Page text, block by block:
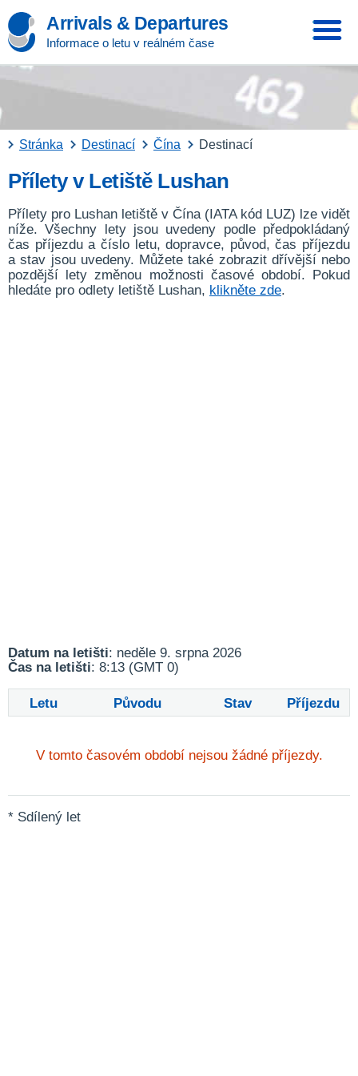
Arrivals & Departures
Informace o letu v reálném čase
Stránka Destinací Čína Destinací
Přílety v Letiště Lushan
Přílety pro Lushan letiště v Čína (IATA kód LUZ) lze vidět
níže. Všechny lety jsou uvedeny podle předpokládaný
čas příjezdu a číslo letu, dopravce, původ, čas příjezdu
a stav jsou uvedeny. Můžete také zobrazit dřívější nebo
pozdější lety změnou možnosti časové období. Pokud
hledáte pro odlety letiště Lushan, klikněte zde.
Datum na letišti: neděle 9. srpna 2026
Čas na letišti: 8:13 (GMT 0)
Letu Původu Stav Příjezdu
V tomto časovém období nejsou žádné příjezdy.
* Sdílený let